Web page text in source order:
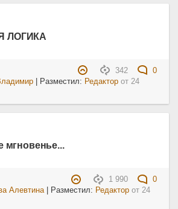
ЛОГИКА
342
0
| Разместил: Редактор от24
мгновенье...
1 990
0
Алевтина| Разместил: Редактор от24